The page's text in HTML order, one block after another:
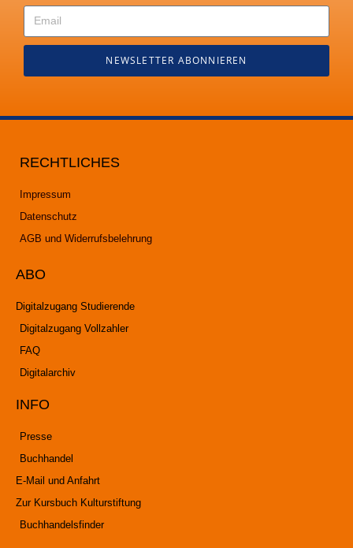
NEWSLETTER ABONNIEREN
RECHTLICHES
Impressum
Datenschutz
AGB und Widerrufsbelehrung
ABO
Digitalzugang Studierende
Digitalzugang Vollzahler
FAQ
Digitalarchiv
INFO
Presse
Buchhandel
E-Mail und Anfahrt
Zur Kursbuch Kulturstiftung
Buchhandelsfinder